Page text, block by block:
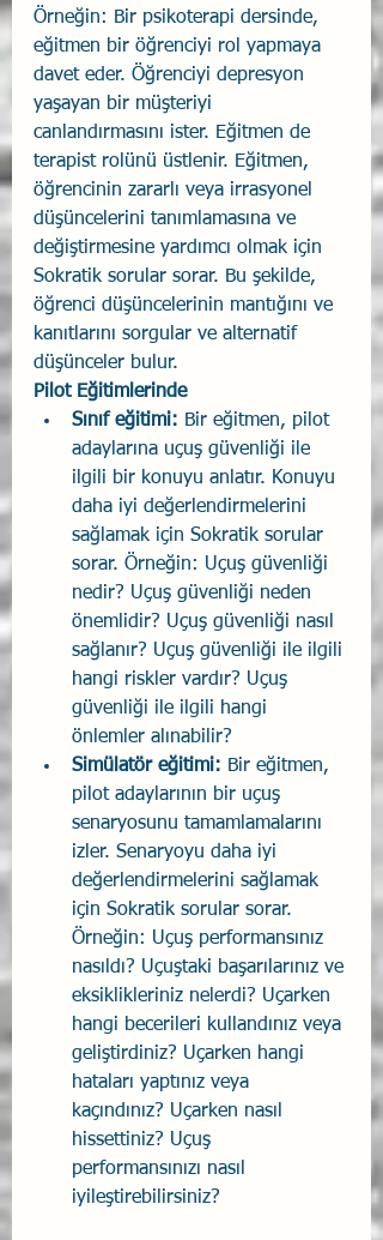
Örneğin: Bir psikoterapi dersinde,
eğitmen bir öğrenciyi rol yapmaya
davet eder. Öğrenciyi depresyon
yaşayan bir müşteriyi
canlandırmasını ister. Eğitmen de
terapist rolünü üstlenir. Eğitmen,
öğrencinin zararlı veya irrasyonel
düşüncelerini tanımlamasına ve
değiştirmesine yardımcı olmak için
Sokratik sorular sorar. Bu şekilde,
öğrenci düşüncelerinin mantığını ve
kanıtlarını sorgular ve alternatif
düşünceler bulur.
Pilot Eğitimlerinde
Sınıf eğitimi: Bir eğitmen, pilot
adaylarına uçuş güvenliği ile
ilgili bir konuyu anlatır. Konuyu
daha iyi değerlendirmelerini
sağlamak için Sokratik sorular
sorar. Örneğin: Uçuş güvenliği
nedir? Uçuş güvenliği neden
önemlidir? Uçuş güvenliği nasıl
sağlanır? Uçuş güvenliği ile ilgili
hangi riskler vardır? Uçuş
güvenliği ile ilgili hangi
önlemler alınabilir?
Simülatör eğitimi: Bir eğitmen,
pilot adaylarının bir uçuş
senaryosunu tamamlamalarını
izler. Senaryoyu daha iyi
değerlendirmelerini sağlamak
için Sokratik sorular sorar.
Örneğin: Uçuş performansınız
nasıldı? Uçuştaki başarılarınız ve
eksiklikleriniz nelerdi? Uçarken
hangi becerileri kullandınız veya
geliştirdiniz? Uçarken hangi
hataları yaptınız veya
kaçındınız? Uçarken nasıl
hissettiniz? Uçuş
performansınızı nasıl
iyileştirebilirsiniz?